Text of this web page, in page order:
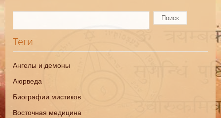
Теги
Ангелы и демоны
Аюрведа
Биографии мистиков
Восточная медицина